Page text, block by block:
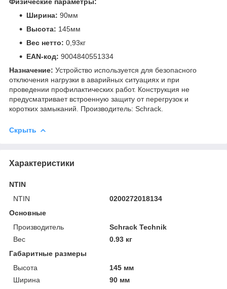
Ширина: 90мм
Высота: 145мм
Вес нетто: 0,93кг
EAN-код: 9004840551334
Назначение: Устройство используется для безопасного
отключения нагрузки в аварийных ситуациях и при
проведении профилактических работ. Конструкция не
предусматривает встроенную защиту от перегрузок и
коротких замыканий. Производитель: Schrack.
Скрыть
Характеристики
NTIN
NTIN
0200272018134
Основные
Производитель
Schrack Technik
Вес
0.93 кг
Габаритные размеры
Высота
145 мм
Ширина
90 мм